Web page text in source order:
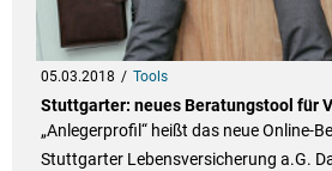
05.03.2018 Tools
Stuttgarter: neues Beratungstool für
„Anlegerprofil“ heißt das neue Online-
Stuttgarter Lebensversicherung a.G.